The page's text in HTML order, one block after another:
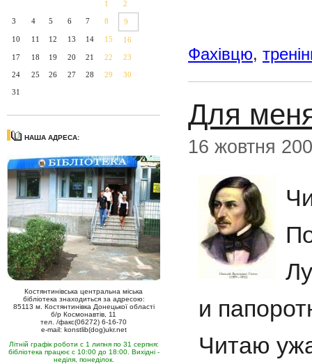
1 2
3 4 5 6 7 8 9
10 11 12 13 14 15 16
17 18 19 20 21 22 23
24 25 26 27 28 29 30
31
НАША АДРЕСА:
Костянтинівська центральна міська
бібліотека знаходиться за адресою:
85113 м. Костянтинівка Донецької області
б/р Космонавтів, 11
тел. /факс(06272) 6-16-70
e-mail: konstlib(dog)ukr.net
Літній графік роботи с 1 липня по 31 серпня:
бібліотека працює с 10:00 до 18:00. Вихідні -
неділя, понеділок.
Фахівцю,
Для
16 жовтня
и
Читаю